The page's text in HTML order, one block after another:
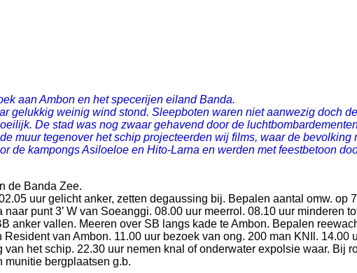
aan Ambon en het specerijen eiland Banda.
gelukkig weinig wind stond. Sleepboten waren niet aanwezig doch de
De stad was nog zwaar gehavend door de
muur tegenover het schip projecteerden wij films, waar de bevolking
de kampongs Asiloeloe en Hito-Larna en werden met feestbetoon
de Banda Zee.
uur gelicht anker, zetten degaussing bij. Bepalen aantal omw. op
punt 3’ W van Soeanggi. 08.00 uur meerrol. 08.10 uur minderen
anker vallen. Meeren over SB langs kade te Ambon. Bepalen
van Ambon. 11.00 uur bezoek van ong. 200 man KNIl. 14.00
het schip. 22.30 uur nemen knal of onderwater expolsie waar. Bij
munitie bergplaatsen g.b.